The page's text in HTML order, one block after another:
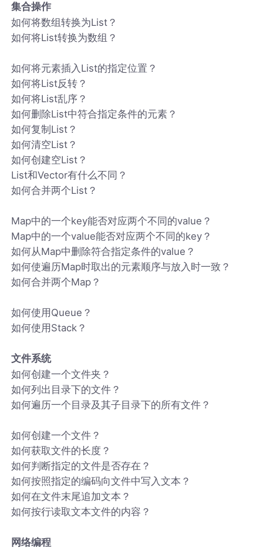
集合操作
如何将数组转换为List？
如何将List转换为数组？
如何将元素插入List的指定位置？
如何将List反转？
如何将List乱序？
如何删除List中符合指定条件的元素？
如何复制List？
如何清空List？
如何创建空List？
List和Vector有什么不同？
如何合并两个List？
Map中的一个key能否对应两个不同的value？
Map中的一个value能否对应两个不同的key？
如何从Map中删除符合指定条件的value？
如何使遍历Map时取出的元素顺序与放入时一致？
如何合并两个Map？
如何使用Queue？
如何使用Stack？
文件系统
如何创建一个文件夹？
如何列出目录下的文件？
如何遍历一个目录及其子目录下的所有文件？
如何创建一个文件？
如何获取文件的长度？
如何判断指定的文件是否存在？
如何按照指定的编码向文件中写入文本？
如何在文件末尾追加文本？
如何按行读取文本文件的内容？
网络编程